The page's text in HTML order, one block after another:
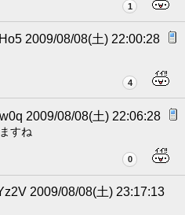
1
2009/08/08(土) 22:00:28
4
2009/08/08(土) 22:06:28
すね
0
2009/08/08(土) 23:17:13